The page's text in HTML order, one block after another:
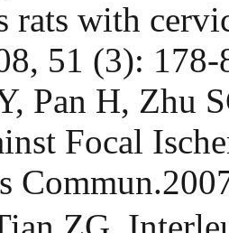
rats with
51 (3):
Pan H, Zhu
Focal